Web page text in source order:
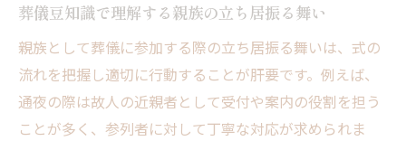
お通夜と葬式どちらに行くべきか豆知識
葬儀の流れと親族の参列ポイント豆知識
葬儀で正しい言葉遣いを身につけるコツ
葬儀豆知識で学ぶ適切な言葉遣いの例
葬儀豆知識で理解する親族の立ち居振る舞い
親族として葬儀に参加する際の立ち居振る舞いは、式の
流れを把握し適切に行動することが肝要です。例えば、
通夜の際は故人の近親者として受付や案内の役割を担う
ことが多く、参列者に対して丁寧な対応が求められま